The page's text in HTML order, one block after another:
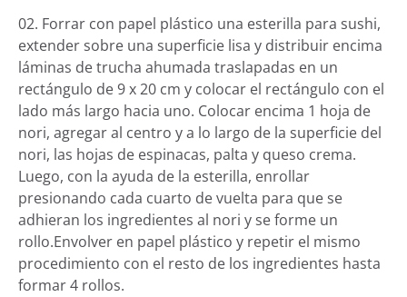
02. Forrar con papel plástico una esterilla para sushi,
extender sobre una superficie lisa y distribuir encima
láminas de trucha ahumada traslapadas en un
rectángulo de 9 x 20 cm y colocar el rectángulo con el
lado más largo hacia uno. Colocar encima 1 hoja de
nori, agregar al centro y a lo largo de la superficie del
nori, las hojas de espinacas, palta y queso crema.
Luego, con la ayuda de la esterilla, enrollar
presionando cada cuarto de vuelta para que se
adhieran los ingredientes al nori y se forme un
rollo.Envolver en papel plástico y repetir el mismo
procedimiento con el resto de los ingredientes hasta
formar 4 rollos.